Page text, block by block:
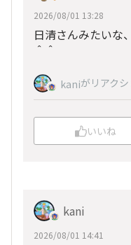
2026/08/01 13:28
日清さんみたいな
＾＾
kaniがリアク
いいね
kani
2026/08/01 14:41